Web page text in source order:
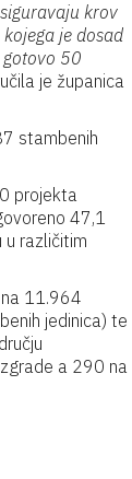
krov
je dosad
50
je županica
stambenih
projekta
47,1
u različitim
11.964
jedinica) te
a 290 na